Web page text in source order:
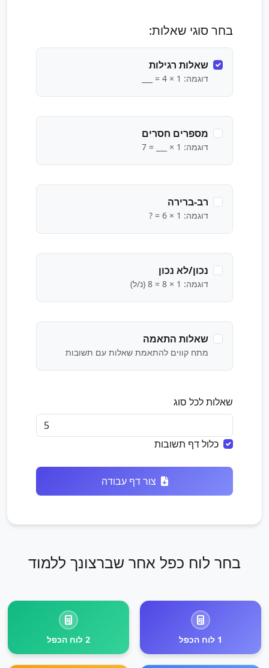
בחר סוגי שאלות:
שאלות רגילות
דוגמה: 1 × 4 = ___
מספרים חסרים
דוגמה: 1 × ___ = 7
רב-ברירה
דוגמה: 1 × 6 = ?
נכון/לא נכון
דוגמה: 1 × 8 = 8 (נ/ל)
שאלות התאמה
מתח קווים להתאמת שאלות עם תשובות
שאלות לכל סוג
כלול דף תשובות
צור דף עבודה
בחר לוח כפל אחר שברצונך ללמוד
1 לוח הכפל 2 לוח הכפל